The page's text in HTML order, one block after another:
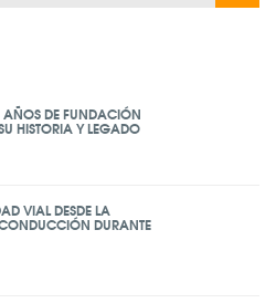
DE FUNDACIÓN
HISTORIA Y LEGADO
VIAL DESDE LA
DURANTE